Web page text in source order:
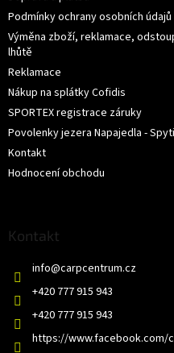
Podmínky ochrany osobních údajů
Výměna zboží, reklamace,
lhůtě
Reklamace
Nákup na splátky Cofidis
SPORTEX registrace záruky
Povolenky jezera Napajedla -
Kontakt
Hodnocení obchodu
Kontakt
info@carpcentrum.cz
+420 777 915 943
+420 777 915 943
https://www.facebook.com/